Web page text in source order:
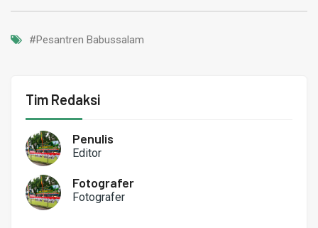
#Pesantren Babussalam
Tim Redaksi
Penulis
Editor
Fotografer
Fotografer